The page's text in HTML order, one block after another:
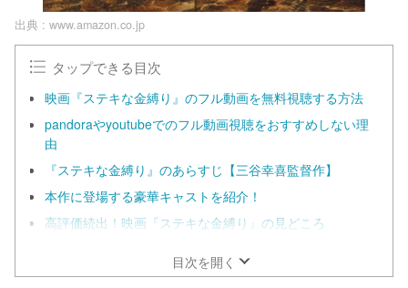
出典 : www.amazon.co.jp
タップできる目次
映画『ステキな金縛り』のフル動画を無料視聴する方法
pandoraやyoutubeでのフル動画視聴をおすすめしない理
由
『ステキな金縛り』のあらすじ【三谷幸喜監督作】
本作に登場する豪華キャストを紹介！
高評価続出！映画『ステキな金縛り』の見どころ
目次を開く